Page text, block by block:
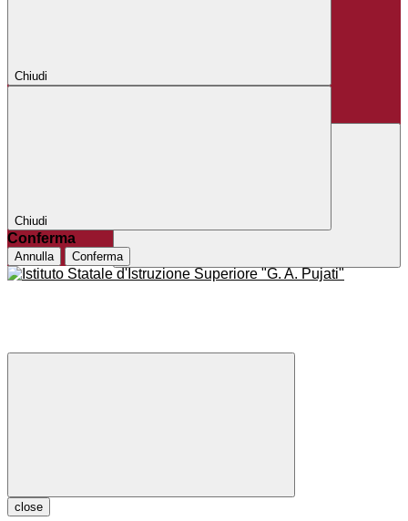
Chiudi
Chiudi
Conferma
Annulla Conferma
close